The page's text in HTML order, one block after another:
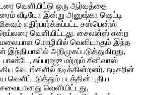
வெளியிட்டு ஒரு ஆர்வத்தை
வீடியோ இன்று அனுஷ்கா ஷெட்டி
எதிர்பார்க்கப்பட்ட சஸ்பென்ஸ்
வெளியிட்டது. சைலன்ஸ் என்ற
மலையாள மொழியில் வெளியாகும் இந்த
அறிமுகப்படுத்துகிறது,
சுப்பராஜு மற்றும் சீனிவாஸ்
வேடங்களில் நடிக்கின்றனர். நடிகரின்
படத்தின் புதிய
வெளியிட்டது,